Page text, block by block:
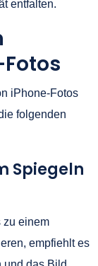
entfalten.
iPhone-Fotos
folgenden
Spiegeln
zu einem
empfiehlt es